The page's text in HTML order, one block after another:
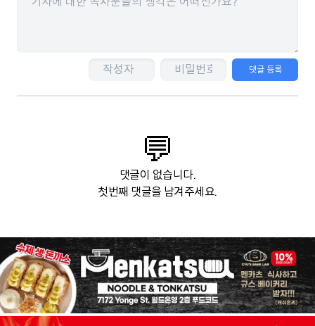
댓글 등록
💬
댓글이 없습니다.
첫번째 댓글을 남겨주세요.